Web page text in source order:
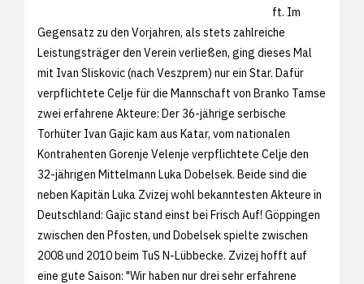
ft. Im
Gegensatz zu den Vorjahren, als stets zahlreiche
Leistungsträger den Verein verließen, ging dieses Mal
mit Ivan Sliskovic (nach Veszprem) nur ein Star. Dafür
verpflichtete Celje für die Mannschaft von Branko Tamse
zwei erfahrene Akteure: Der 36-jährige serbische
Torhüter Ivan Gajic kam aus Katar, vom nationalen
Kontrahenten Gorenje Velenje verpflichtete Celje den
32-jährigen Mittelmann Luka Dobelsek. Beide sind die
neben Kapitän Luka Zvizej wohl bekanntesten Akteure in
Deutschland: Gajic stand einst bei Frisch Auf! Göppingen
zwischen den Pfosten, und Dobelsek spielte zwischen
2008 und 2010 beim TuS N-Lübbecke. Zvizej hofft auf
eine gute Saison: "Wir haben nur drei sehr erfahrene